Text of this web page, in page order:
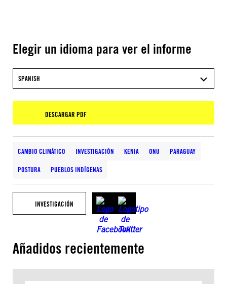
Elegir un idioma para ver el informe
SPANISH
DESCARGAR PDF
CAMBIO CLIMÁTICO INVESTIGACIÓN KENIA ONU PARAGUAY
POSTURA PUEBLOS INDÍGENAS
INVESTIGACIÓN
Añadidos recientemente